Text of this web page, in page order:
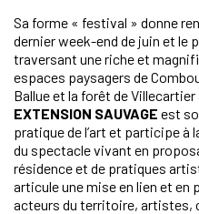
Sa forme « festival » donne
dernier week-end de juin et le
traversant une riche et
espaces paysagers de
Ballue et la forêt de
EXTENSION SAUVAGE est
pratique de l’art et participe à
du spectacle vivant en
résidence et de pratiques
articule une mise en lien et en
acteurs du territoire, artistes,